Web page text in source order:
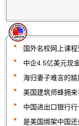
国外名校网上课
中企4.5亿美元现
海归妻子难言的
美国建筑师蜂拥
中国进出口银行
是美国绑架中国还